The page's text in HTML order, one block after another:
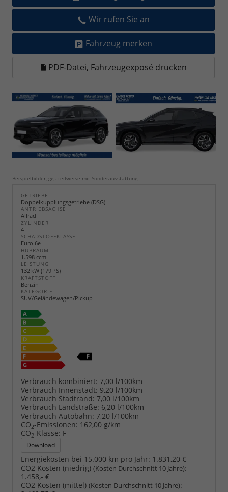
Wir rufen Sie an
Fahrzeug merken
PDF-Datei, Fahrzeugexposé drucken
Beispielbilder, ggf. teilweise mit Sonderausstattung
GETRIEBE
Doppelkupplungsgetriebe (DSG)
ANTRIEBSACHSE
Allrad
ZYLINDER
4
SCHADSTOFFKLASSE
Euro 6e
HUBRAUM
1.598 ccm
LEISTUNG
132 kW (179 PS)
KRAFTSTOFF
Benzin
KATEGORIE
SUV/Geländewagen/Pickup
Verbrauch kombiniert: 7,00 l/100km
Verbrauch Innenstadt: 9,20 l/100km
Verbrauch Stadtrand: 7,00 l/100km
Verbrauch Landstraße: 6,20 l/100km
Verbrauch Autobahn: 7,20 l/100km
CO2-Emissionen: 162,00 g/km
CO2-Klasse: F
Download
Energiekosten bei 15.000 km pro Jahr: 1.831,20 €
CO2 Kosten (niedrig) (Kosten Durchschnitt 10 Jahre):
1.458,- €
CO2 Kosten (mittel) (Kosten Durchschnitt 10 Jahre):